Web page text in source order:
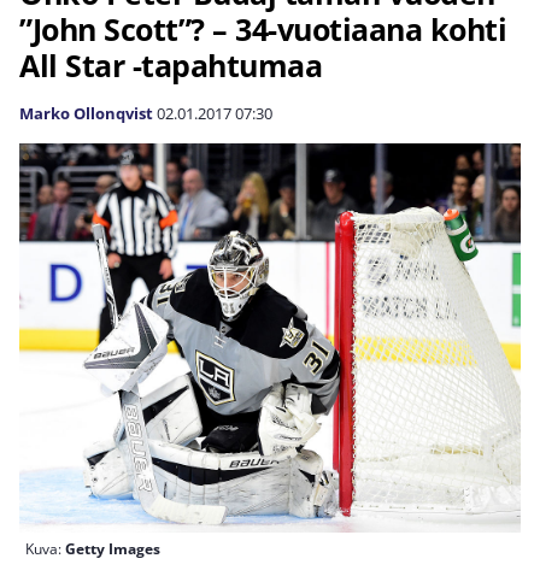
”John Scott”? – 34-vuotiaana kohti
All Star -tapahtumaa
Marko Ollonqvist02.01.201707:30
Kuva:Getty Images